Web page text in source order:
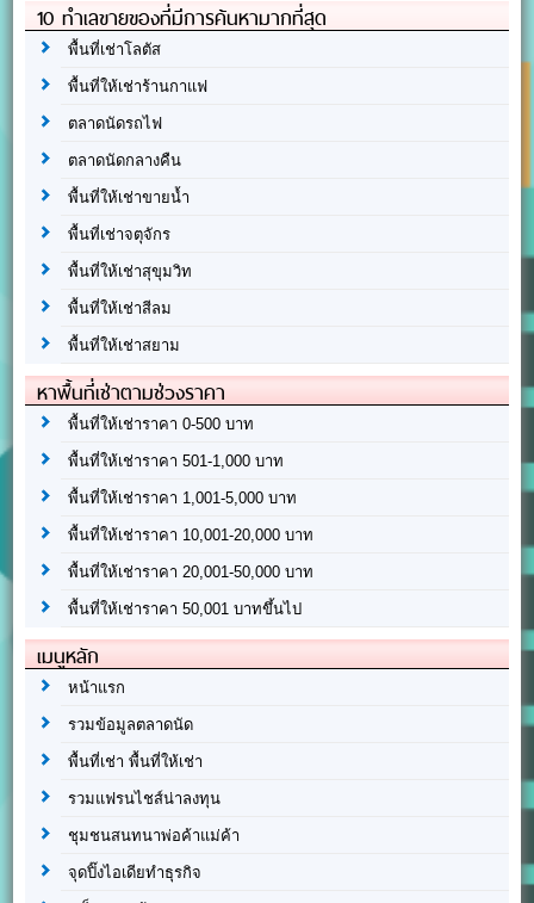
10 ทำเลขายของที่มีการค้นหามากที่สุด
พื้นที่เช่าโลตัส
พื้นที่ให้เช่าร้านกาแฟ
ตลาดนัดรถไฟ
ตลาดนัดกลางคืน
พื้นที่ให้เช่าขายน้ำ
พื้นที่เช่าจตุจักร
พื้นที่ให้เช่าสุขุมวิท
พื้นที่ให้เช่าสีลม
พื้นที่ให้เช่าสยาม
หาพื้นที่เช่าตามช่วงราคา
พื้นที่ให้เช่าราคา 0-500 บาท
พื้นที่ให้เช่าราคา 501-1,000 บาท
พื้นที่ให้เช่าราคา 1,001-5,000 บาท
พื้นที่ให้เช่าราคา 10,001-20,000 บาท
พื้นที่ให้เช่าราคา 20,001-50,000 บาท
พื้นที่ให้เช่าราคา 50,001 บาทขึ้นไป
เมนูหลัก
หน้าแรก
รวมข้อมูลตลาดนัด
พื้นที่เช่า พื้นที่ให้เช่า
รวมแฟรนไชส์น่าลงทุน
ชุมชนสนทนาพ่อค้าแม่ค้า
จุดปิ๊งไอเดียทำธุรกิจ